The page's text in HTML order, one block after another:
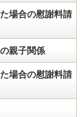
場合の慰謝料請
親子関係
場合の慰謝料請